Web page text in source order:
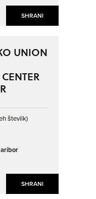
SHRANI
SHRANI
UNION
številk)